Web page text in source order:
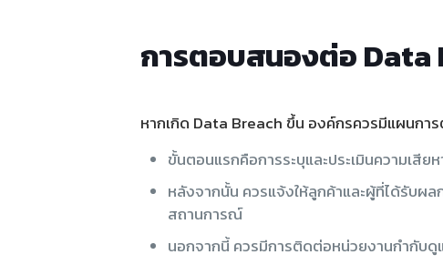
การตอบสนองต่อ Data
หากเกิด Data Breach ขึ้น องค์กรควรมีแผนกา
ขั้นตอนแรกคือการระบุและประเมินความเสี
หลังจากนั้น ควรแจ้งให้ลูกค้าและผู้ที่ได้รับผ
สถานการณ์
นอกจากนี้ ควรมีการติดต่อหน่วยงานกำกับดู